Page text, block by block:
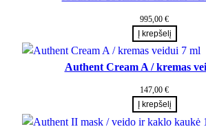
995,00 €
Į krepšelį
Authent Cream A / kremas
147,00 €
Į krepšelį